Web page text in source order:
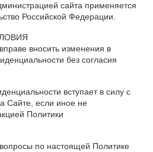
сайта применяется
Российской Федерации.
вносить изменения в
без согласия
вступает в силу с
Сайте, если иное не
Политики
по настоящей Политике